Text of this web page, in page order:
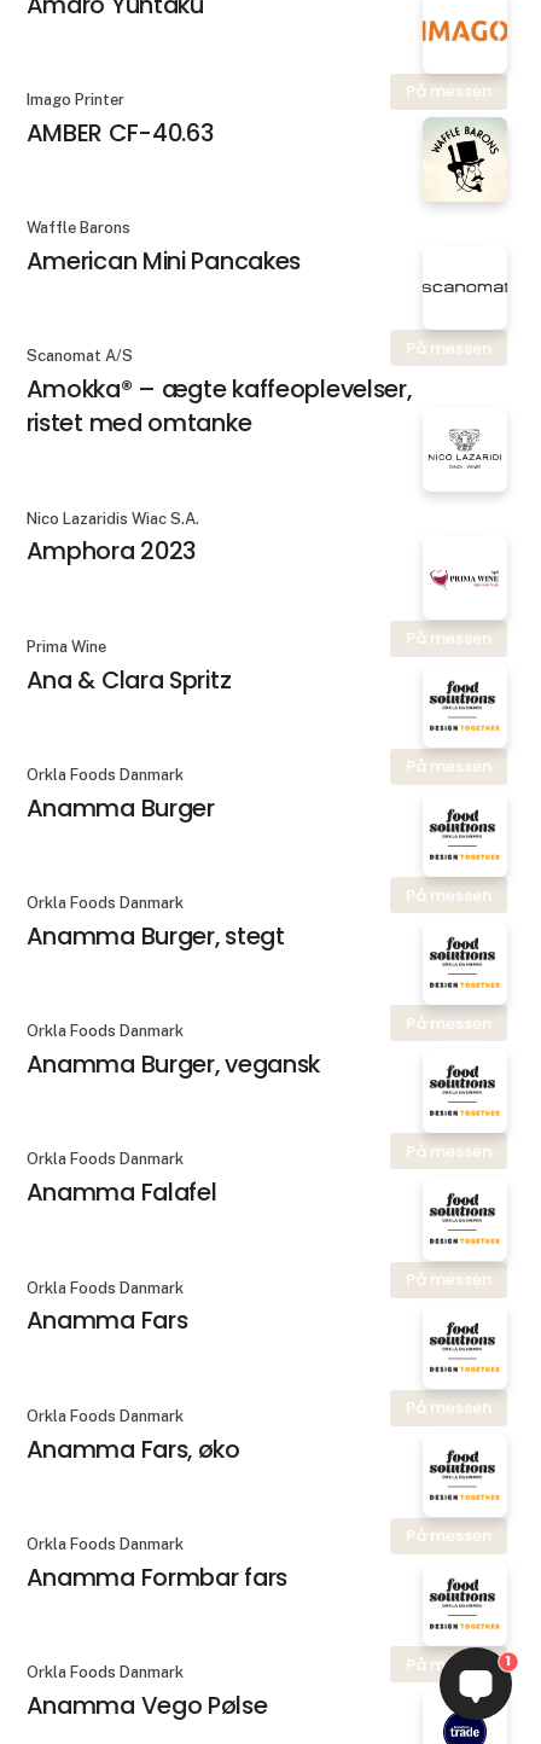
På messen
Imago Printer
AMBER CF-40.63
Waffle Barons
American Mini Pancakes
På messen
Scanomat A/S
Amokka® – ægte kaffeoplevelser,
ristet med omtanke
Nico Lazaridis Wiac S.A.
Amphora 2023
På messen
Prima Wine
Ana & Clara Spritz
På messen
Orkla Foods Danmark
Anamma Burger
På messen
Orkla Foods Danmark
Anamma Burger, stegt
På messen
Orkla Foods Danmark
Anamma Burger, vegansk
På messen
Orkla Foods Danmark
Anamma Falafel
På messen
Orkla Foods Danmark
Anamma Fars
På messen
Orkla Foods Danmark
Anamma Fars, øko
På messen
Orkla Foods Danmark
Anamma Formbar fars
På messen
Orkla Foods Danmark
Anamma Vego Pølse
1